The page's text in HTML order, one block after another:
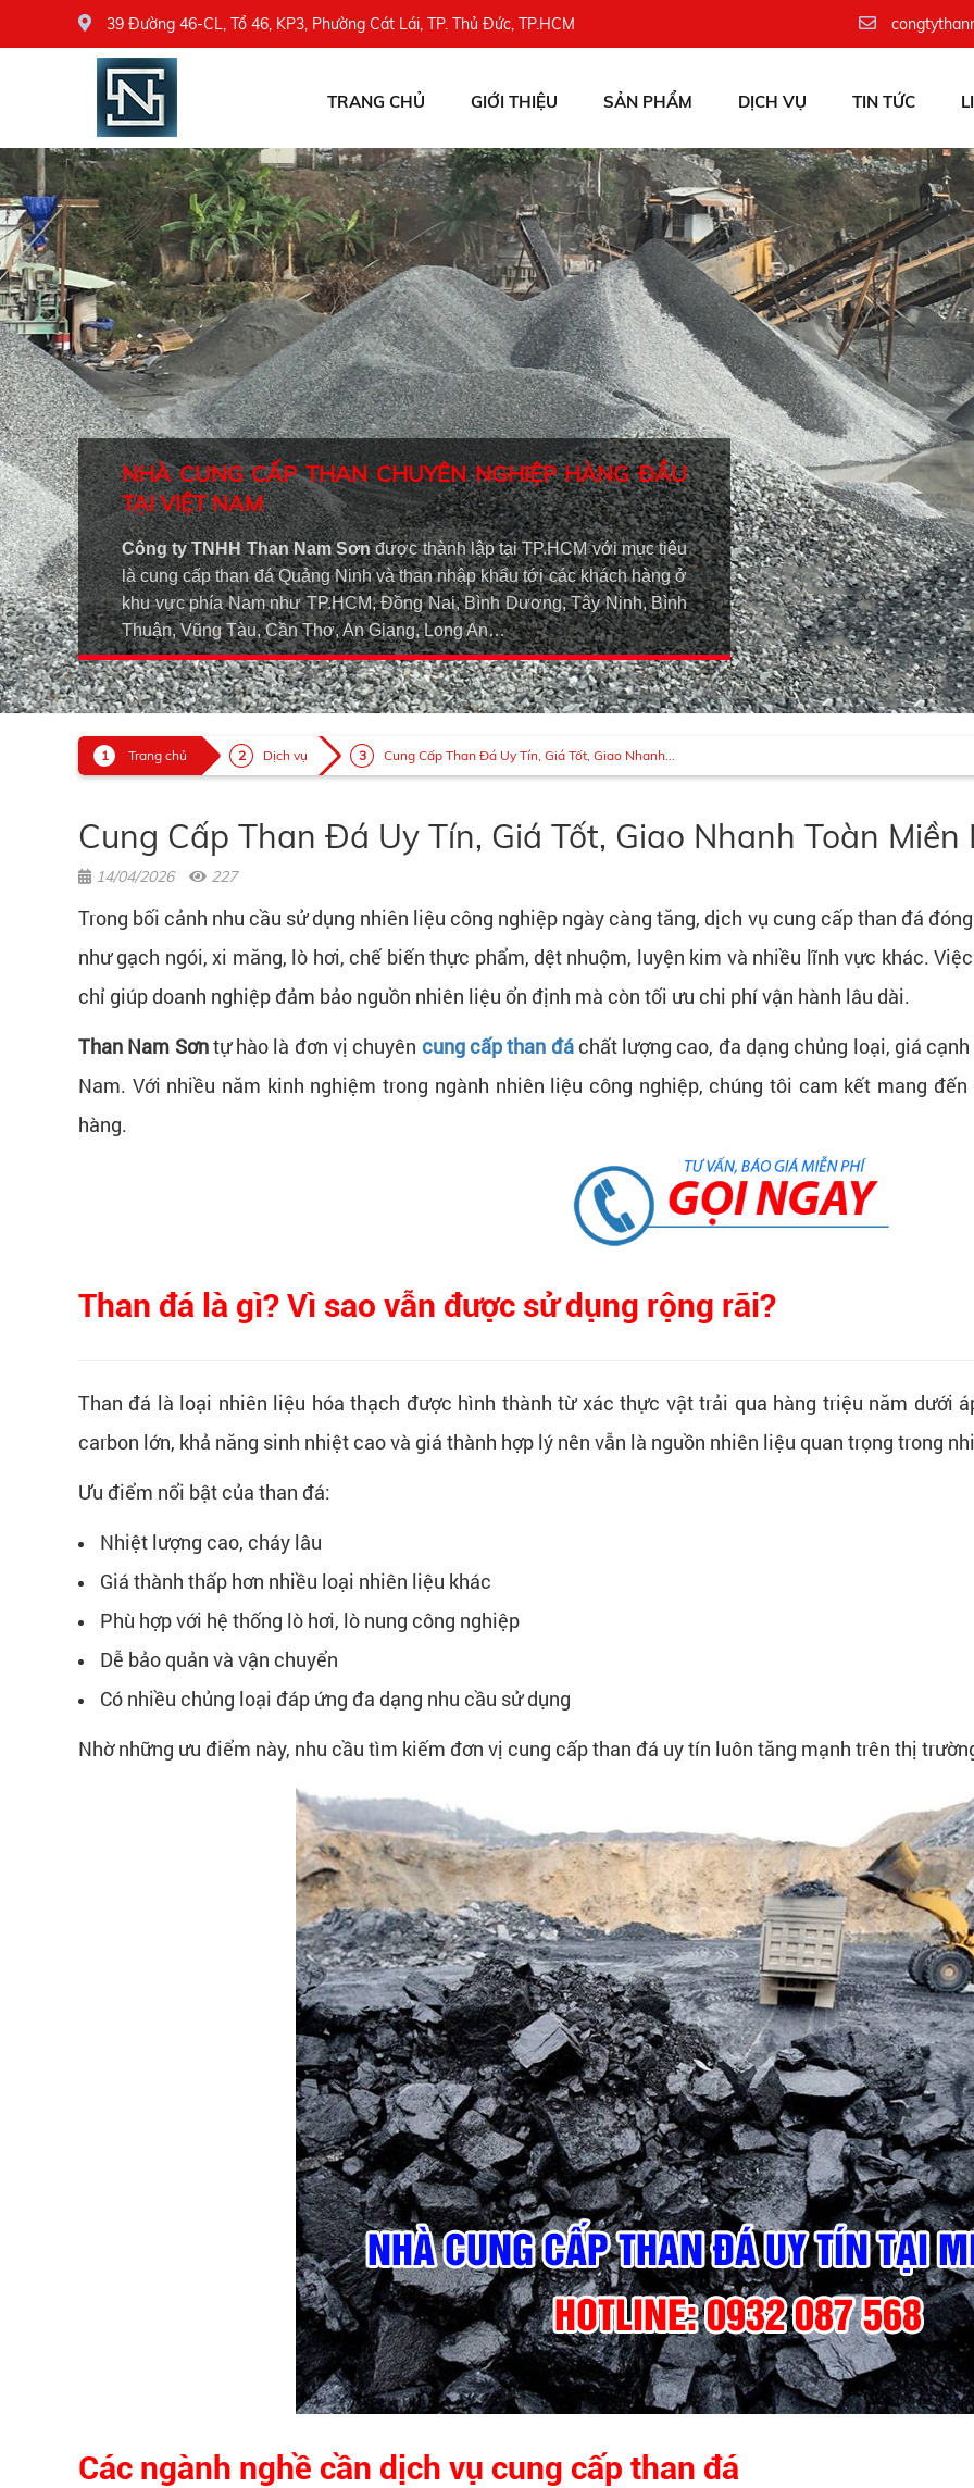
39 Đường 46-CL, Tổ 46, KP3, Phường Cát Lái, TP. Thủ Đức, TP.HCM
TRANG CHỦ GIỚI THIỆU SẢN PHẨM DỊCH VỤ TIN TỨC
NHÀ CUNG CẤP THAN CHUYÊN NGHIỆP HÀNG ĐẦU
TẠI VIỆT NAM
Công ty TNHH Than Nam Sơnđược thành lập tại TP.HCM với mục tiêu
là cung cấp than đá Quảng Ninh và than nhập khẩu tới các khách hàng ở
khu vực phía Nam như TP.HCM, Đồng Nai, Bình Dương, Tây Ninh, Bình
Thuận, Vũng Tàu, Cần Thơ, An Giang, Long An…
Trang chủ Dịch vụ Cung Cấp Than Đá Uy Tín, Giá Tốt, Giao Nhanh...
Cung Cấp Than Đá Uy Tín, Giá Tốt, Giao Nhanh Toàn Miền
14/04/2026 227
Trong bối cảnh nhu cầu sử dụng nhiên liệu công nghiệp ngày càng tăng, dịch vụ cung cấp than đá
như gạch ngói, xi măng, lò hơi, chế biến thực phẩm, dệt nhuộm, luyện kim và nhiều lĩnh vực khác.
chỉ giúp doanh nghiệp đảm bảo nguồn nhiên liệu ổn định mà còn tối ưu chi phí vận hành lâu dài.
Than Nam Sơntự hào là đơn vị chuyên cung cấp than đáchất lượng cao, đa dạng chủng loại, giá
Nam. Với nhiều năm kinh nghiệm trong ngành nhiên liệu công nghiệp, chúng tôi cam kết mang
hàng.
Than đá là gì? Vì sao vẫn được sử dụng rộng rãi?
Than đá là loại nhiên liệu hóa thạch được hình thành từ xác thực vật trải qua hàng triệu năm dưới
carbon lớn, khả năng sinh nhiệt cao và giá thành hợp lý nên vẫn là nguồn nhiên liệu quan trọng trong
Ưu điểm nổi bật của than đá:
Nhiệt lượng cao, cháy lâu
Giá thành thấp hơn nhiều loại nhiên liệu khác
Phù hợp với hệ thống lò hơi, lò nung công nghiệp
Dễ bảo quản và vận chuyển
Có nhiều chủng loại đáp ứng đa dạng nhu cầu sử dụng
Nhờ những ưu điểm này, nhu cầu tìm kiếm đơn vị cung cấp than đá uy tín luôn tăng mạnh trên thị
Các ngành nghề cần dịch vụ cung cấp than đá